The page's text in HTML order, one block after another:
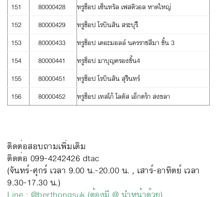
151
80000428
ทรูช็อป เซ็นทรัล เฟสติวอล หาดใหญ่
152
80000429
ทรูช็อป โรบินสัน สระบุรี
153
80000433
ทรูช็อป เดอะมอลล์ นครราชสีมา ชั้น 3
154
80000441
ทรูช็อป มาบุญครองชั้น4
155
80000451
ทรูช็อป โรบินสัน สุรินทร์
156
80000452 ทรูช็อป เทสโก้ โลตัส เอ็กตร้า สงขลา
ติดต่อสอบถามเพิ่มเติม
ติดต่อ 099-4242426 dtac
(จันทร์-ศุกร์ เวลา 9.00 น.-20.00 น. , เสาร์-อาทิตย์ เวลา
9.30-17.30 น.)